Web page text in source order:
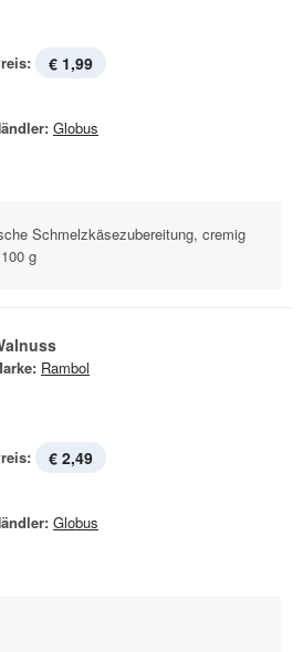
€ 1,99
Globus
Schmelzkäsezubereitung, cremig
g
Rambol
€ 2,49
Globus